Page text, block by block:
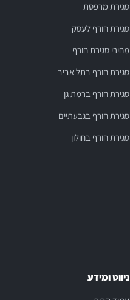
סגירת מרפסת
סגירת חורף לעסק
מחירי סגירת חורף
סגירת חורף בתל אביב
סגירת חורף ברמת גן
סגירת חורף בגבעתיים
סגירת חורף בחולון
ניווט ומידע